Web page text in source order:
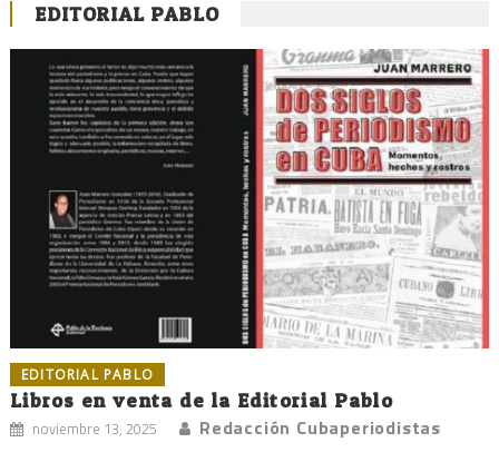
EDITORIAL PABLO
EDITORIAL PABLO
Libros en venta de la Editorial Pablo
noviembre 13, 2025 Redacción Cubaperiodistas